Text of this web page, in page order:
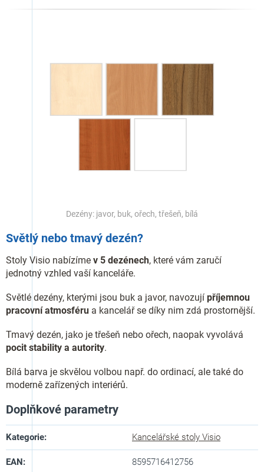
Dezény: javor, buk, ořech, třešeň, bílá
Světlý nebo tmavý dezén?
Stoly Visio nabízíme v 5 dezénech, které vám zaručí
jednotný vzhled vaší kanceláře.
Světlé dezény, kterými jsou buk a javor, navozují příjemnou
pracovní atmosféru a kancelář se díky nim zdá prostornější.
Tmavý dezén, jako je třešeň nebo ořech, naopak vyvolává
pocit stability a autority.
Bílá barva je skvělou volbou např. do ordinací, ale také do
moderně zařízených interiérů.
Doplňkové parametry
Kategorie: Kancelářské stoly Visio
EAN : 8595716412756